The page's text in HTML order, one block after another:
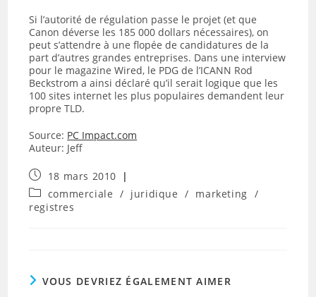
Si l’autorité de régulation passe le projet (et que
Canon déverse les 185 000 dollars nécessaires), on
peut s’attendre à une flopée de candidatures de la
part d’autres grandes entreprises. Dans une interview
pour le magazine Wired, le PDG de l’ICANN Rod
Beckstrom a ainsi déclaré qu’il serait logique que les
100 sites internet les plus populaires demandent leur
propre TLD.
Source: PC Impact.com
Auteur: Jeff
Publication
publiée :
18 mars 2010
Post
category:
commerciale / juridique / marketing /
registres
VOUS DEVRIEZ ÉGALEMENT AIMER